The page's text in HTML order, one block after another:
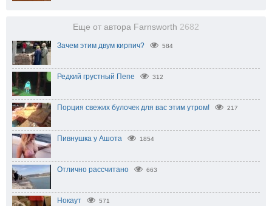
Еще от автора Farnsworth 2682
Зачем этим двум кирпич? 584
Редкий грустный Пепе 312
Порция свежих булочек для вас этим утром! 217
Пивнушка у Ашота 1854
Отлично рассчитано 663
Нокаут 571